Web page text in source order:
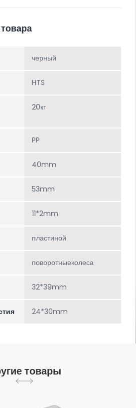
черный
HTS
20кг
PP
40mm
53mm
11*2mm
пластиной
поворотныеколеса
32*39mm
24*30mm
товары